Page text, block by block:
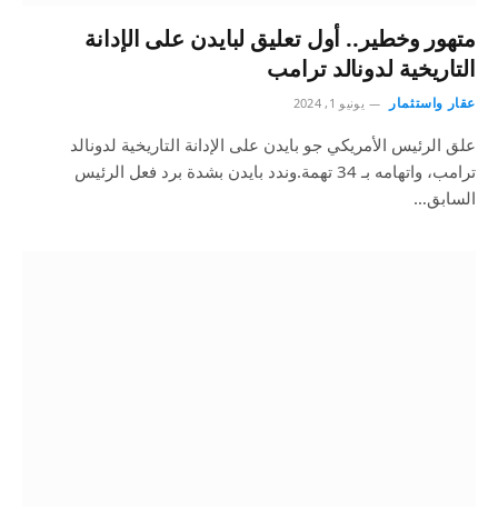
متهور وخطير.. أول تعليق لبايدن على الإدانة
التاريخية لدونالد ترامب
عقار واستثمار يونيو 1, 2024
علق الرئيس الأمريكي جو بايدن على الإدانة التاريخية لدونالد
ترامب، واتهامه بـ 34 تهمة.وندد بايدن بشدة برد فعل الرئيس
السابق…